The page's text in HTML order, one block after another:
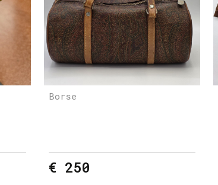
Borse
€ 250